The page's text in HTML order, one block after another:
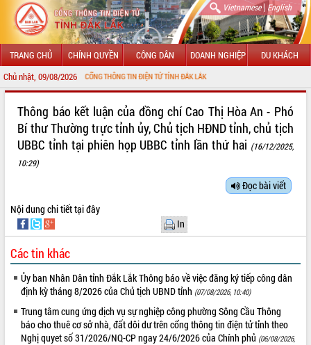
Vietnamese| English
TRANG CHỦ CHÍNH QUYỀN CÔNG DÂN DOANH NGHIỆP DU KHÁCH
Chủ nhật, 09/08/2026
MỪNG ĐẾN VỚI CỔNG THÔNG TIN ĐIỆN TỬ TỈNH ĐẮK LẮK
LÃNH ĐẠO UBND TỈNH
TIN TỨC SỰ KIỆN
UBND CÁC XÃ, PHƯỜNG
HỆ THỐNG VĂN BẢN
ĐIỂM TIN VĂN BẢN
Thông báo kết luận của đồng chí Cao Thị Hòa An - Phó
Bí thư Thường trực tỉnh ủy, Chủ tịch HĐND tỉnh, chủ tịch
UBBC tỉnh tại phiên họp UBBC tỉnh lần thứ hai (16/12/2025,
10:29)
Đọc bài viết
Nội dung chi tiếttại đây
In
Các tin khác
Ủy ban Nhân Dân tỉnh Đắk Lắk Thông báo về việc đăng ký tiếp công dân
định kỳ tháng 8/2026 của Chủ tịch UBND tỉnh (07/08/2026, 10:40)
Trung tâm cung ứng dịch vụ sự nghiệp công phường Sông Cầu Thông
báo cho thuê cơ sở nhà, đất dôi dư trên cổng thông tin điện tử tỉnh theo
Nghị quyet số 31/2026/NQ-CP ngay 24/6/2026 của Chính phủ (06/08/2026,